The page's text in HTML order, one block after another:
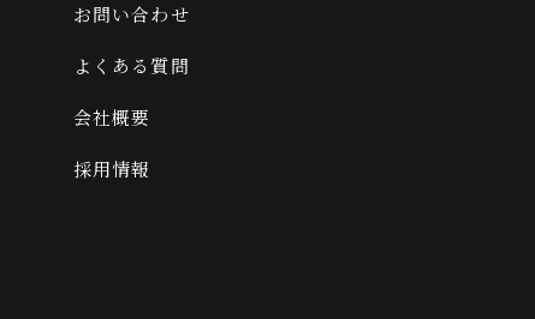
お問い合わせ
よくある質問
会社概要
採用情報